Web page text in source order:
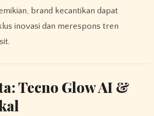
brand kecantikan dapat
inovasi dan merespons tren
Tecno Glow AI &